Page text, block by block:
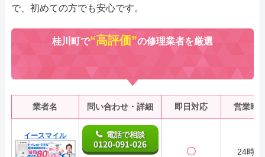
で、初めての方でも安心です。
桂川町で“高評価”の修理業者を厳選
業者名 問い合わせ・詳細 即日対応 営業時
イースマイル 電話で相談
0120-091-026
〇 24時間